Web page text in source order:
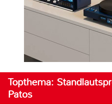
Topthema:
Patos